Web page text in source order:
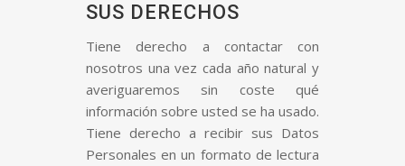
SUS DERECHOS
Tiene derecho a contactar con
nosotros una vez cada año natural y
averiguaremos sin coste qué
información sobre usted se ha usado.
Tiene derecho a recibir sus Datos
Personales en un formato de lectura